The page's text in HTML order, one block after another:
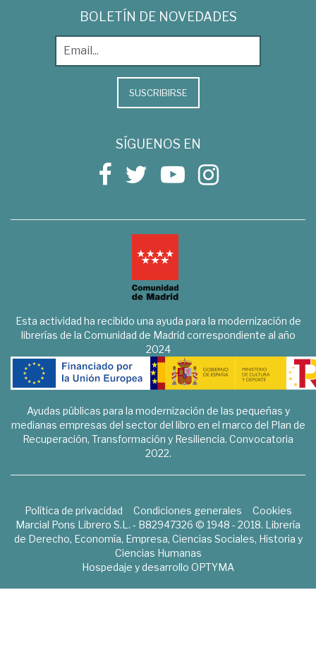
BOLETÍN DE NOVEDADES
SUSCRIBIRSE
SÍGUENOS EN
Esta actividad ha recibido una ayuda para la modernización de
librerías de la Comunidad de Madrid correspondiente al año
2024
Ayudas públicas para la modernización de las pequeñas y
medianas empresas del sector del libro en el marco del Plan de
Recuperación, Transformación y Resiliencia. Convocatoria
2022.
Política de privacidad Condiciones generales
Cookies
Marcial Pons Librero S.L. - B82947326 © 1948 - 2018. Librería
de Derecho, Economía, Empresa, Ciencias Sociales, Historia y
Ciencias Humanas
Hospedaje y desarrollo OPTYMA